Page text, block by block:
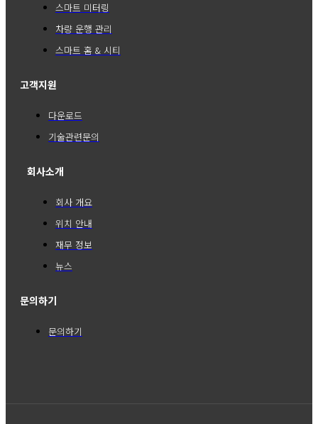
스마트 미터링
차량 운행 관리
스마트 홈 & 시티
고객지원
다운로드
기술관련문의
회사소개
회사 개요
위치 안내
재무 정보
뉴스
문의하기
문의하기